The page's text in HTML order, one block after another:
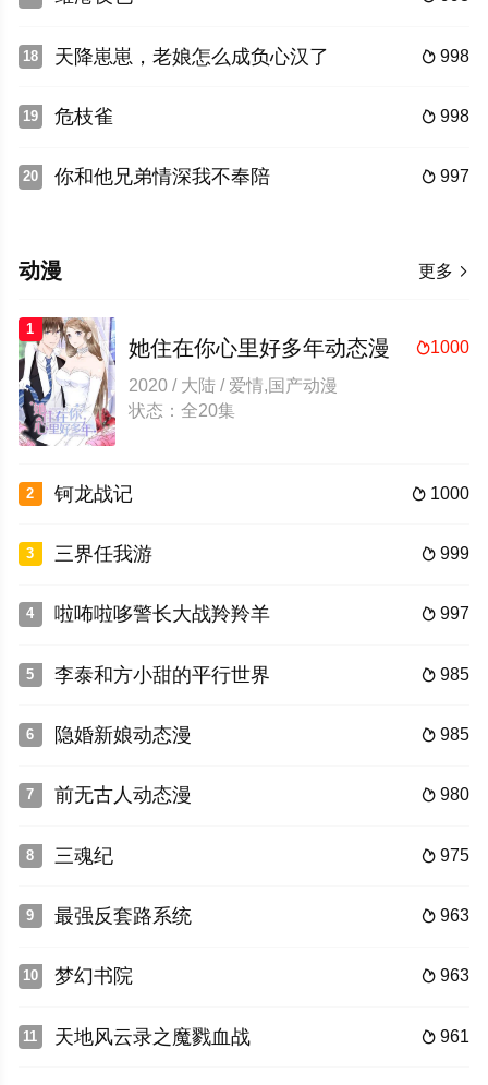
18  998
天降崽崽，老娘怎么成负心汉了
19  998
危枝雀
20  997
你和他兄弟情深我不奉陪
更多 
动漫
1
1000
她住在你心里好多年动态漫
2020 / 大陆 / 爱情,国产动漫
状态：全20集
2  1000
钶龙战记
3  999
三界任我游
4  997
啦咘啦哆警长大战羚羚羊
5  985
李泰和方小甜的平行世界
6  985
隐婚新娘动态漫
7  980
前无古人动态漫
8  975
三魂纪
9  963
最强反套路系统
10  963
梦幻书院
11  961
天地风云录之魔戮血战